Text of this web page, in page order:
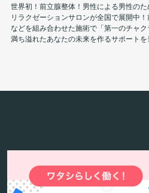
世界初！前立腺整体！男性による男性の
リラクゼーションサロンが全国で展開中
などを組み合わせた施術で「第一のチャ
満ち溢れたあなたの未来を作るサポートを